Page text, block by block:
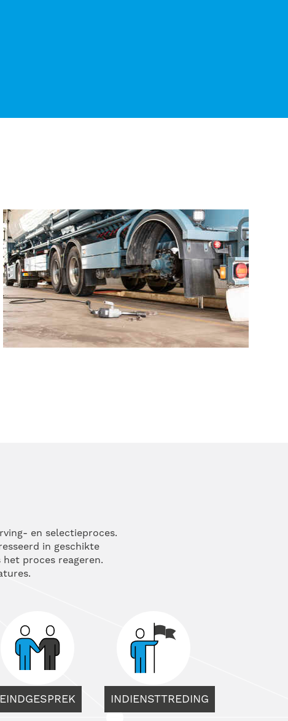
en selectieproces.
in geschikte
proces reageren.
EINDGESPREK INDIENSTTREDING